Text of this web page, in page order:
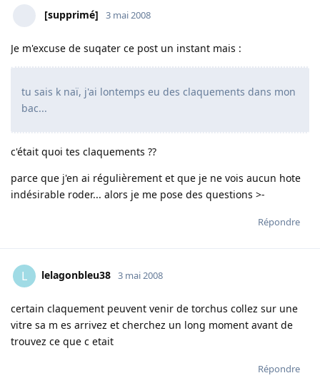
[supprimé] 3 mai 2008
Je m'excuse de suqater ce post un instant mais :
tu sais k naï, j'ai lontemps eu des claquements dans mon
bac...
c'était quoi tes claquements ??
parce que j'en ai régulièrement et que je ne vois aucun hote
indésirable roder... alors je me pose des questions >-
Répondre
L lelagonbleu38 3 mai 2008
certain claquement peuvent venir de torchus collez sur une
vitre sa m es arrivez et cherchez un long moment avant de
trouvez ce que c etait
Répondre